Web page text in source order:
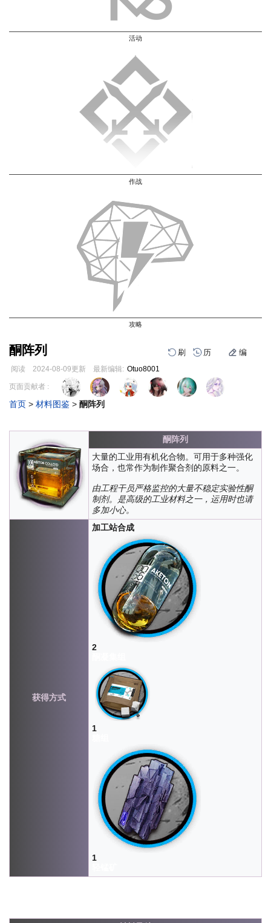
活动
作战
攻略
酮阵列 刷 历 编
阅读 2024-08-09更新 最新编辑: Otuo8001
跳
导
跳
搜
页面贡献者 :
首页 > 材料图鉴 > 酮阵列
酮阵列
大量的工业用有机化合物。可用于多种强化
场合，也常作为制作聚合剂的原料之一。
由工程干员严格监控的大量不稳定实验性酮
制剂。是高级的工业材料之一，运用时也请
多加小心。
获得方式
加工站合成
2
1
1